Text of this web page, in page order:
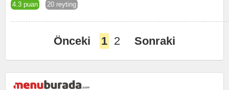
4.3 puan 20 reyting
Önceki 1 2 Sonraki